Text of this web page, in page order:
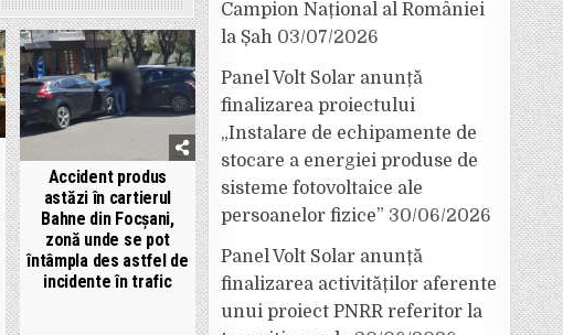
Accident produs
astăzi în cartierul
Bahne din Focșani,
zonă unde se pot
întâmpla des astfel de
incidente în trafic
Campion Național al României
la Șah 03/07/2026
Panel Volt Solar anunță
finalizarea proiectului
„Instalare de echipamente de
stocare a energiei produse de
sisteme fotovoltaice ale
persoanelor fizice” 30/06/2026
Panel Volt Solar anunță
finalizarea activităților aferente
unui proiect PNRR referitor la